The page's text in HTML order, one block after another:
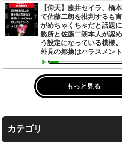
【仰天】藤井セイラ、橋
て佐藤二朗を批判するも
がめちゃくちゃだと話題
務所と佐藤二朗本人が認
う設定になっている模様
外見の揶揄はハラスメン
もっと見る
カテゴリ